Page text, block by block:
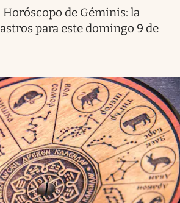
Horóscopo de Géminis: la
para este domingo 9 de